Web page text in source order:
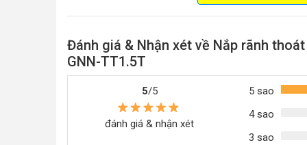
Đánh giá & Nhận xét về Nắp rãnh
GNN-TT1.5T
5/5
đánh giá & nhận xét
5 sao
4 sao
3 sao